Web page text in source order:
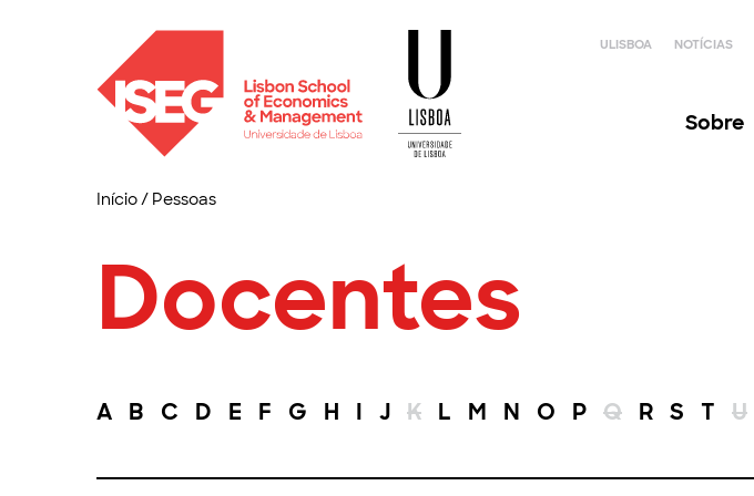
ULISBOA NOTÍCIAS
Sobre
Início/ Pessoas
Docentes
A B C D E F G H I J K L M N O P Q R S T U